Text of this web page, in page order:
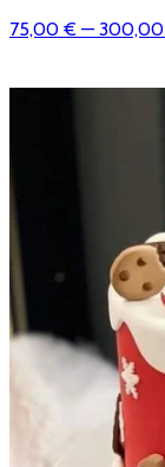
75,00 € —